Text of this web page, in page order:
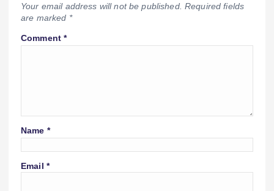
Your email address will not be published. Required fields
are marked *
Comment*
Name *
Email *